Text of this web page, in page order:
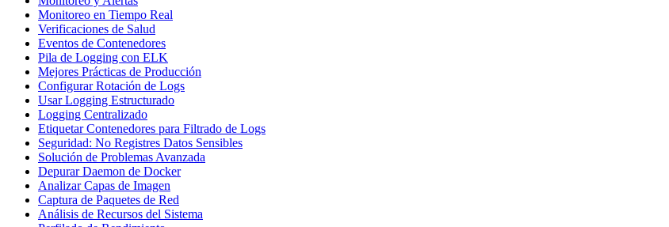
Monitoreo en Tiempo Real
Verificaciones de Salud
Eventos de Contenedores
Pila de Logging con ELK
Mejores Prácticas de Producción
Configurar Rotación de Logs
Usar Logging Estructurado
Logging Centralizado
Etiquetar Contenedores para Filtrado de Logs
Seguridad: No Registres Datos Sensibles
Solución de Problemas Avanzada
Depurar Daemon de Docker
Analizar Capas de Imagen
Captura de Paquetes de Red
Análisis de Recursos del Sistema